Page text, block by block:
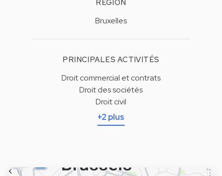
RÉGION
Bruxelles
PRINCIPALES ACTIVITÉS
Droit commercial et contrats
Droit des sociétés
Droit civil
+2 plus